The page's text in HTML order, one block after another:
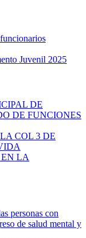
Juvenil 2025
DE
DE FUNCIONES
COL 3 DE
LA
personas con
de salud mental y